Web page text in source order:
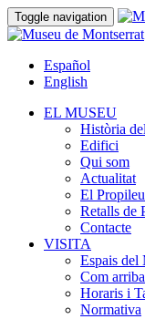
Toggle navigation
Español
English
EL MUSEU
Història
Edifici
Qui som
Actualitat
El Propileu
Retalls de
Contacte
VISITA
Espais del
Com
Horaris i
Normativa